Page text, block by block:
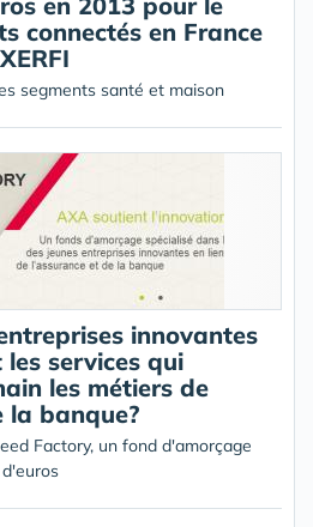
connectés en France
segments santé et maison
innovantes
services qui
les métiers de
la banque?
Factory, un fond d'amorçage